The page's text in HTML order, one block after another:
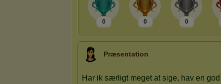
0 0 0
Præsentation